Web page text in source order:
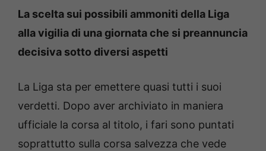
La scelta sui possibili ammoniti della Liga
alla vigilia di una giornata che si preannuncia
decisiva sotto diversi aspetti
La Liga sta per emettere quasi tutti i suoi
verdetti. Dopo aver archiviato in maniera
ufficiale la corsa al titolo, i fari sono puntati
soprattutto sulla corsa salvezza che vede